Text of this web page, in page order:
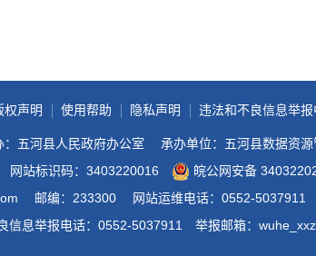
权声明 使用帮助 隐私声明 违法和不良信息举报
：五河县人民政府办公室
承办单位：五河县数据资源
网站标识码：3403220016 皖公网安备
邮编：233300 网站运维电话：0552-5037911
信息举报电话：0552-5037911
举报邮箱：